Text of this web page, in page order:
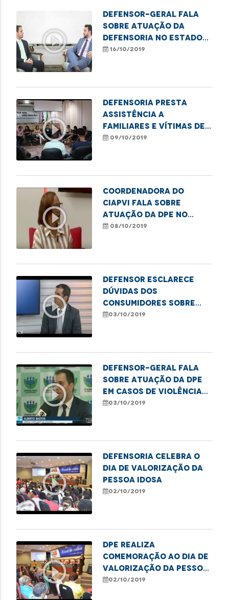
play_circle_outline
Defensor-geral fala
sobre atuação da
Defensoria no Estado
do Maranhão
16/10/2019
play_circle_outline
Defensoria presta
assistência a
familiares e vítimas de
acidente no Jaracaty
09/10/2019
play_circle_outline
Coordenadora do
CIAPVI fala sobre
atuação da DPE no
combate à violência
08/10/2019
play_circle_outline
Defensor esclarece
dúvidas dos
consumidores sobre
audiência de
03/10/2019
play_circle_outline
Defensor-geral fala
sobre atuação da DPE
em casos de violência
contra idosos
03/10/2019
play_circle_outline
Defensoria celebra o
Dia de Valorização da
Pessoa Idosa
02/10/2019
play_circle_outline
DPE realiza
comemoração ao Dia de
Valorização da Pessoa
Idosa
02/10/2019